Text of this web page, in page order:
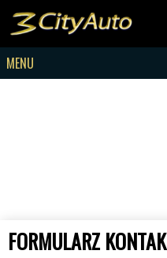
MENU
FORMULARZ